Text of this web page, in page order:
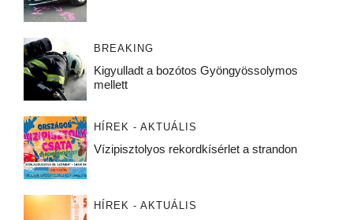
BREAKING
Kigyulladt a bozótos Gyöngyössolymos
mellett
HÍREK - AKTUÁLIS
Vízipisztolyos rekordkísérlet a strandon
HÍREK - AKTUÁLIS